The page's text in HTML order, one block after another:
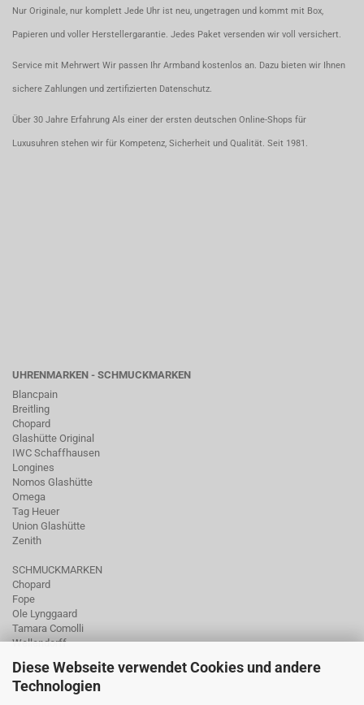
Diese Webseite verwendet Cookies und andere
Technologien
Nur Originale, nur komplett Jede Uhr ist neu, ungetragen und kommt mit Box,
Papieren und voller Herstellergarantie. Jedes Paket versenden wir voll versichert.
Service mit Mehrwert Wir passen Ihr Armband kostenlos an. Dazu bieten wir Ihnen
sichere Zahlungen und zertifizierten Datenschutz.
Über 30 Jahre Erfahrung Als einer der ersten deutschen Online-Shops für
Luxusuhren stehen wir für Kompetenz, Sicherheit und Qualität. Seit 1981.
UHRENMARKEN - SCHMUCKMARKEN
Blancpain
Breitling
Chopard
Glashütte Original
IWC Schaffhausen
Longines
Nomos Glashütte
Omega
Tag Heuer
Union Glashütte
Zenith
SCHMUCKMARKEN
Chopard
Fope
Ole Lynggaard
Tamara Comolli
Wellendorff